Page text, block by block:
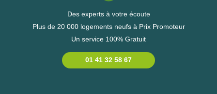
Des experts à votre écoute
Plus de 20 000 logements neufs à Prix Promoteur
Un service 100% Gratuit
01 41 32 58 67